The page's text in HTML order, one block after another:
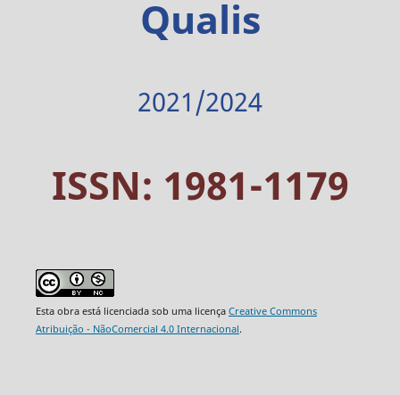
Qualis
2021/2024
ISSN: 1981-1179
Esta obra está licenciada sob uma licença Creative Commons
Atribuição - NãoComercial 4.0 Internacional.